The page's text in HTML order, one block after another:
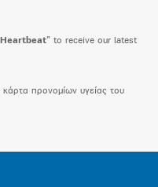
” to receive our latest
προνομίων υγείας του